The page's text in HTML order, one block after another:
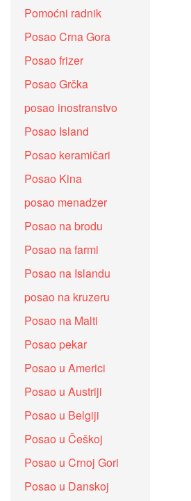
Pomoćni radnik
Posao Crna Gora
Posao frizer
Posao Grčka
posao inostranstvo
Posao Island
Posao keramičari
Posao Kina
posao menadzer
Posao na brodu
Posao na farmi
Posao na Islandu
posao na kruzeru
Posao na Malti
Posao pekar
Posao u Americi
Posao u Austriji
Posao u Belgiji
Posao u Češkoj
Posao u Crnoj Gori
Posao u Danskoj